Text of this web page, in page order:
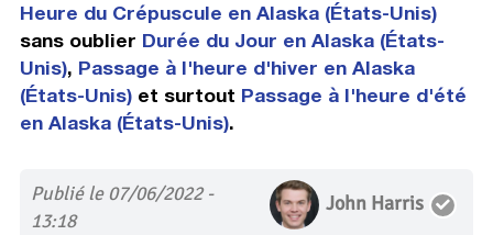
Heure du Crépuscule en Alaska (États-Unis)
sans oublier Durée du Jour en Alaska (États-
Unis), Passage à l'heure d'hiver en Alaska
(États-Unis)et surtout Passage à l'heure d'été
en Alaska (États-Unis).
Publié le 07/06/2022 -
13:18
John Harris